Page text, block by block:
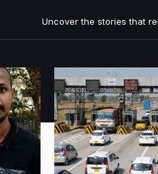
Uncover the stories that